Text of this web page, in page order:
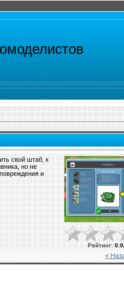
свой штаб, к
но не
и
Рейтинг: 0.0
«